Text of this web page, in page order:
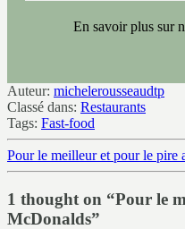
En savoir plus sur
Auteur: michelerousseaudtp
Classé dans: Restaurants
Tags: Fast-food
Pour le meilleur et pour le pire
1 thought on “Pour le
McDonalds”